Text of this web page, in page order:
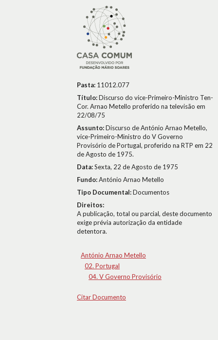
Pasta: 11012.077
Título:Discurso do vice-Primeiro-Ministro Ten-
Cor. Arnao Metello proferido na televisão em
22/08/75
Assunto:Discurso de António Arnao Metello,
vice-Primeiro-Ministro do V Governo
Provisório de Portugal, proferido na RTP em 22
de Agosto de 1975.
Data:Sexta, 22 de Agosto de 1975
Fundo:António Arnao Metello
Tipo Documental:Documentos
Direitos:
A publicação, total ou parcial, deste documento
exige prévia autorização da entidade
detentora.
António Arnao Metello
02. Portugal
04. V Governo Provisório
Citar Documento